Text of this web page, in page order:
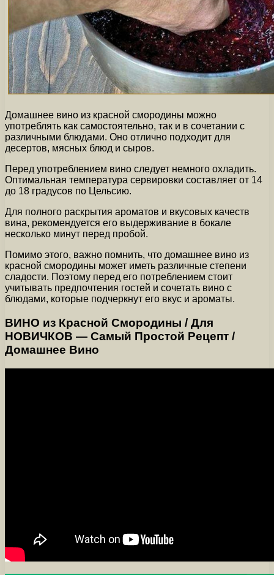
Домашнее вино из красной смородины можно
употреблять как самостоятельно, так и в сочетании с
различными блюдами. Оно отлично подходит для
десертов, мясных блюд и сыров.
Перед употреблением вино следует немного охладить.
Оптимальная температура сервировки составляет от 14
до 18 градусов по Цельсию.
Для полного раскрытия ароматов и вкусовых качеств
вина, рекомендуется его выдерживание в бокале
несколько минут перед пробой.
Помимо этого, важно помнить, что домашнее вино из
красной смородины может иметь различные степени
сладости. Поэтому перед его потреблением стоит
учитывать предпочтения гостей и сочетать вино с
блюдами, которые подчеркнут его вкус и ароматы.
ВИНО из Красной Смородины / Для
НОВИЧКОВ — Самый Простой Рецепт /
Домашнее Вино